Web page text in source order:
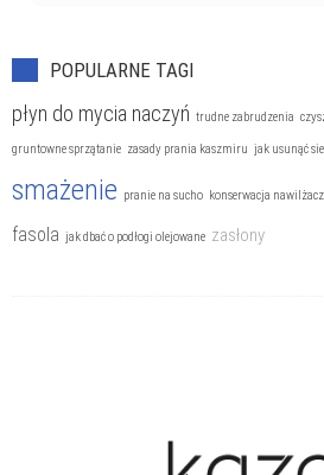
POPULARNE TAGI
płyn do mycia naczyń trudne zabrudzenia
gruntowne sprzątanie zasady prania kaszmiru jak usunąć
smażenie pranie na sucho konserwacja
fasola jak dbać o podłogi olejowane zasłony